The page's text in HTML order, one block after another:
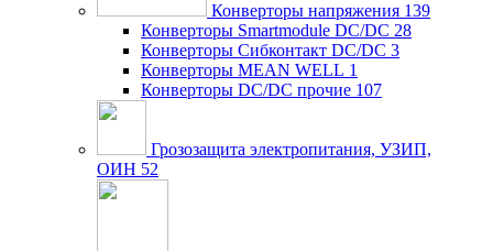
Конверторы напряжения 139
Конверторы Smartmodule DC/DC 28
Конверторы Сибконтакт DC/DC 3
Конверторы MEAN WELL 1
Конверторы DC/DC прочие 107
Грозозащита электропитания, УЗИП,
ОИН 52